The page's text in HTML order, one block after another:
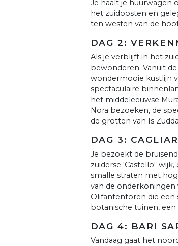
Je haalt je huurwagen
het zuidoosten en
ten westen van de
DAG 2:
Als je verblijft in het
bewonderen. Vanuit
wondermooie kustlijn
spectaculaire
het middeleeuwse
Nora bezoeken, de
de grotten van Is
DAG 3:
Je bezoekt de
zuiderse 'Castello'-
smalle straten met
van de onderkoningen
Olifantentoren die een
botanische tuinen,
DAG 4: BARI
Vandaag gaat het